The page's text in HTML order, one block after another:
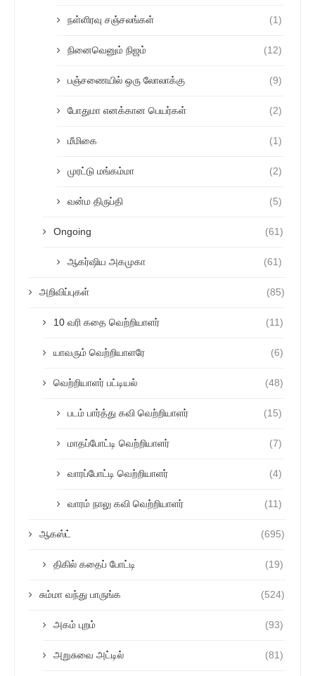
நள்ளிரவு சஞ்சலங்கள் (1)
நினைவெனும் நிஜம் (12)
பஞ்சணையில் ஒரு லோலாக்கு (9)
போதுமா எனக்கான பெயர்கள் (2)
மீமிகை (1)
முரட்டு மங்கம்மா (2)
வன்ம திருப்தி (5)
Ongoing (61)
ஆகர்ஷிய அகமுகா (61)
அறிவிப்புகள் (85)
10 வரி கதை வெற்றியாளர் (11)
யாவரும் வெற்றியாளரே (6)
வெற்றியாளர் பட்டியல் (48)
படம் பார்த்து கவி வெற்றியாளர் (15)
மாதப்போட்டி வெற்றியாளர் (7)
வாரப்போட்டி வெற்றியாளர் (4)
வாரம் நாலு கவி வெற்றியாளர் (11)
ஆகஸ்ட் (695)
திகில் கதைப் போட்டி (19)
சும்மா வந்து பாருங்க (524)
அகம் புறம் (93)
அறுசுவை அட்டில் (81)